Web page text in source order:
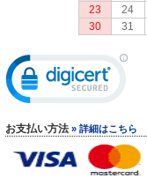
23
24
30
31
お支払い方法 » 詳細はこちら